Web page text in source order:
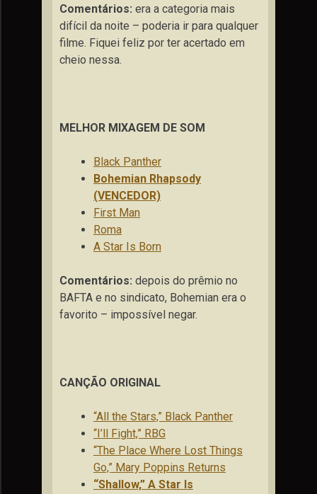
Comentários: era a categoria mais
difícil da noite – poderia ir para qualquer
filme. Fiquei feliz por ter acertado em
cheio nessa.
MELHOR MIXAGEM DE SOM
Black Panther
Bohemian Rhapsody
(VENCEDOR)
First Man
Roma
A Star Is Born
Comentários: depois do prêmio no
BAFTA e no sindicato, Bohemian era o
favorito – impossível negar.
CANÇÃO ORIGINAL
“All the Stars,” Black Panther
“I’ll Fight,” RBG
“The Place Where Lost Things
Go,” Mary Poppins Returns
“Shallow,” A Star Is